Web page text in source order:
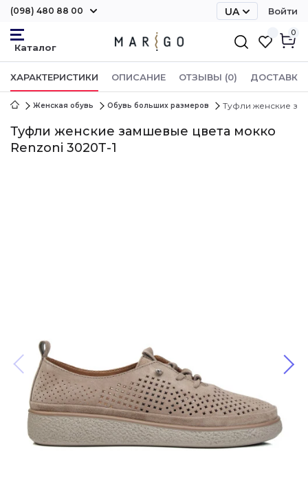
(098) 480 88 00 UA Войти
0
ХАРАКТЕРИСТИКИ ОПИСАНИЕ ОТЗЫВЫ (0) ДОСТАВКА
Женская обувь Обувь больших размеров Туфли женские
Туфли женские замшевые цвета мокко
Renzoni 3020Т-1